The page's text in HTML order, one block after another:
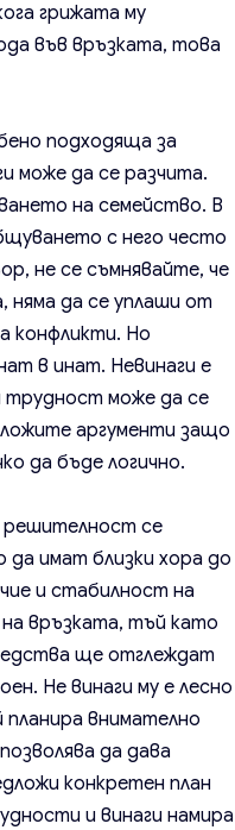
грижата му
във връзката, това
подходяща за
може да се разчита.
на семейство. В
с него често
не се съмнявайте, че
няма да се уплаши от
конфликти. Но
в инат. Невинаги е
трудност може да се
аргументи защо
да бъде логично.
решителност се
да имат близки хора до
и стабилност на
връзката, тъй като
ще отглеждат
Не винаги му е лесно
внимателно
да дава
конкретен план
и винаги намира